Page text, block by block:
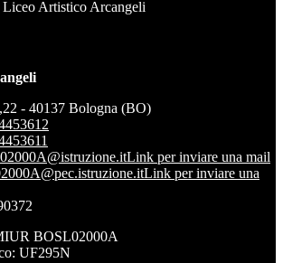
Liceo Artistico Arcangeli
- 40137 Bologna (BO)
Link per inviare una mail
Link per inviare una
BOSL02000A
UF295N